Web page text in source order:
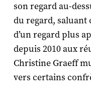
son regard au-
du regard,
d’un regard plus
depuis 2010 aux
Christine Graeff
vers certains